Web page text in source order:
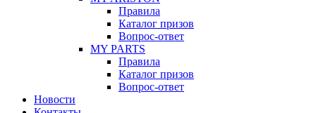
Правила
Каталог призов
Вопрос-ответ
MY PARTS
Правила
Каталог призов
Вопрос-ответ
Новости